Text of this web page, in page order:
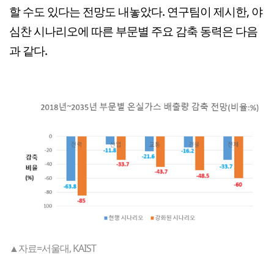
할 수도 있다는 전망도 내놓았다. 연구팀이 제시한, 야
심찬 시나리오에 따른 부문별 주요 감축 동력은 다음
과 같다.
▲자료=서울대, KAIST